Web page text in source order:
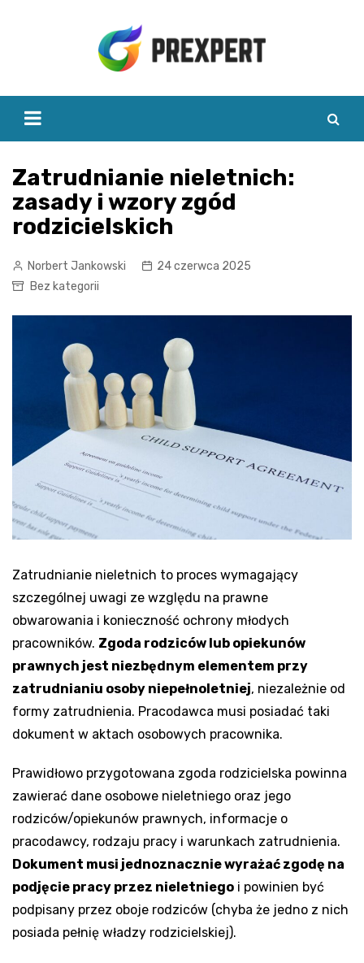
Zatrudnianie nieletnich:
zasady i wzory zgód
rodzicielskich
Norbert Jankowski
24 czerwca 2025
Bez kategorii
Zatrudnianie nieletnich to proces wymagający
szczególnej uwagi ze względu na prawne
obwarowania i konieczność ochrony młodych
pracowników. Zgoda rodziców lub opiekunów
prawnych jest niezbędnym elementem przy
zatrudnianiu osoby niepełnoletniej, niezależnie od
formy zatrudnienia. Pracodawca musi posiadać taki
dokument w aktach osobowych pracownika.
Prawidłowo przygotowana zgoda rodzicielska powinna
zawierać dane osobowe nieletniego oraz jego
rodziców/opiekunów prawnych, informacje o
pracodawcy, rodzaju pracy i warunkach zatrudnienia.
Dokument musi jednoznacznie wyrażać zgodę na
podjęcie pracy przez nieletniego i powinien być
podpisany przez oboje rodziców (chyba że jedno z nich
posiada pełnię władzy rodzicielskiej).